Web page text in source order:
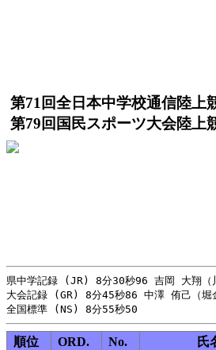
第71回全日本中学校通信陸上
第79回国民スポーツ大会陸上
県中学記録 (JR) 8分30秒96 吉岡 大翔（
大会記録 (GR) 8分45秒86 中澤 侑己（堀
順位 ORD. No. 氏